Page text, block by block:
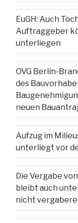
EuGH: Auch
Auftraggeber
unterliegen
OVG Berlin-
des
neuen
Aufzug im
unterliegt vor
Die Vergabe
bleibt auch
nicht